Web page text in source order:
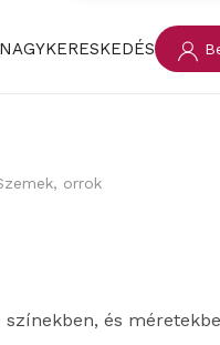
NAGYKERESKEDÉS
orrok
és